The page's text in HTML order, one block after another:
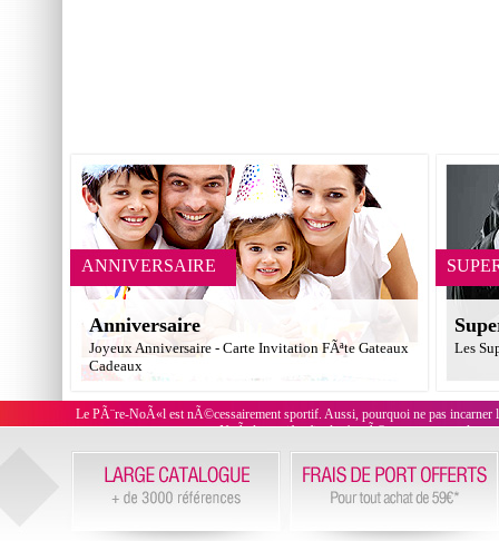
ANNIVERSAIRE
Anniversaire
Joyeux Anniversaire - Carte Invitation FÃªte Gateaux
Cadeaux
Les
Le PÃ¨re-NoÃ«l est nÃ©cessairement sportif. Aussi, pourquoi ne pas
NoÃ«l sportifs afin de s'agrÃ©menter aux couleurs